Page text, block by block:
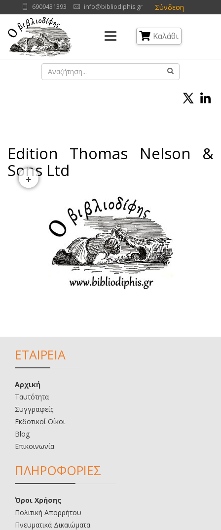
Σύνδεση
6909431393 info@bibliodiphis.gr
Καλάθι
Edition Thomas Nelson &
Sons Ltd
ΕΤΑΙΡΕΙΑ
Αρχική
Ταυτότητα
Συγγραφείς
Εκδοτικοί Οίκοι
Blog
Επικοινωνία
ΠΛΗΡΟΦΟΡΙΕΣ
Όροι Χρήσης
Πολιτική Απορρήτου
Πνευματικά Δικαιώματα
+